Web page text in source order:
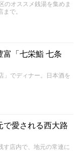
のオススメ銭湯を集めま
で。
富「七栄鮨 七条
」でディナー。日本酒を
で愛される西大路
す店内で、地元の常連に